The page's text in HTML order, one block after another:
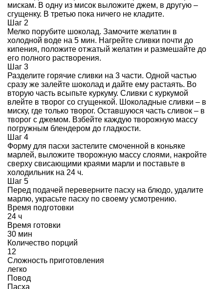
мискам. В одну из мисок выложите джем, в другую –
сгущенку. В третью пока ничего не кладите.
Шаг 2
Мелко порубите шоколад. Замочите желатин в
холодной воде на 5 мин. Нагрейте сливки почти до
кипения, положите отжатый желатин и размешайте до
его полного растворения.
Шаг 3
Разделите горячие сливки на 3 части. Одной частью
сразу же залейте шоколад и дайте ему растаять. Во
вторую часть всыпьте куркуму. Сливки с куркумой
влейте в творог со сгущенкой. Шоколадные сливки – в
миску, где только творог. Оставшуюся часть сливок – в
творог с джемом. Взбейте каждую творожную массу
погружным блендером до гладкости.
Шаг 4
Форму для пасхи застелите смоченной в коньяке
марлей, выложите творожную массу слоями, накройте
сверху свисающими краями марли и поставьте в
холодильник на 24 ч.
Шаг 5
Перед подачей переверните пасху на блюдо, удалите
марлю, украсьте пасху по своему усмотрению.
Время подготовки
24 ч
Время готовки
30 мин
Количество порций
12
Сложность приготовления
легко
Повод
Пасха